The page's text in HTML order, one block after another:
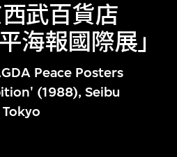
武百貨店
海報國際展」
Peace Posters
(1988), Seibu